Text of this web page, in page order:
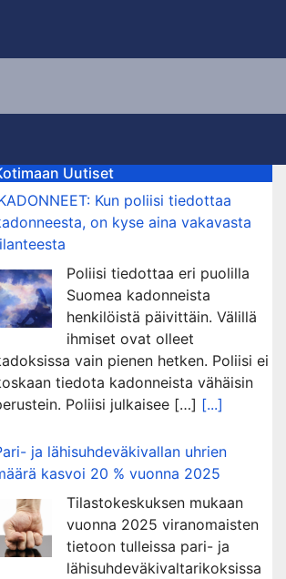
Uutiset
Kun poliisi tiedottaa
on kyse aina vakavasta
Poliisi tiedottaa eri puolilla
Suomea kadonneista
henkilöistä päivittäin. Välillä
ihmiset ovat olleet
vain pienen hetken. Poliisi ei
tiedota kadonneista vähäisin
Poliisi julkaisee […] [...]
ja lähisuhdeväkivallan uhrien
kasvoi 20 % vuonna 2025
Tilastokeskuksen mukaan
vuonna 2025 viranomaisten
tietoon tulleissa pari- ja
lähisuhdeväkivaltarikoksissa